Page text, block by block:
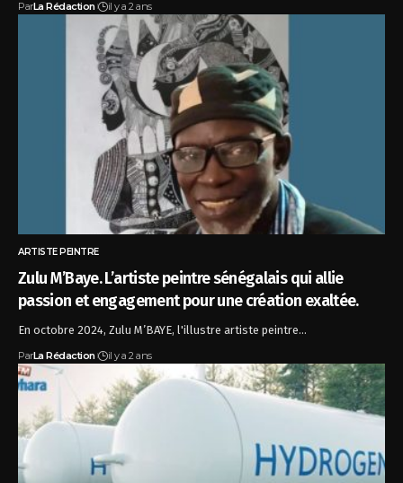
ParLa Rédaction il y a 2 ans
ARTISTE PEINTRE
Zulu M’Baye. L’artiste peintre sénégalais qui allie
passion et engagement pour une création exaltée.
En octobre 2024, Zulu M’BAYE, l'illustre artiste peintre…
ParLa Rédaction il y a 2 ans